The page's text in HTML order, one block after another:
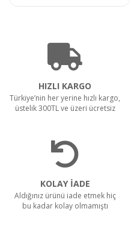
HIZLI KARGO
Türkiye’nin her yerine hızlı kargo,
üstelik 300TL ve üzeri ücretsiz
KOLAY İADE
Aldığınız ürünü iade etmek hiç
bu kadar kolay olmamıştı